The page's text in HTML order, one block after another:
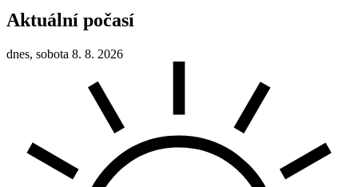
Aktuální počasí
dnes, sobota 8. 8. 2026